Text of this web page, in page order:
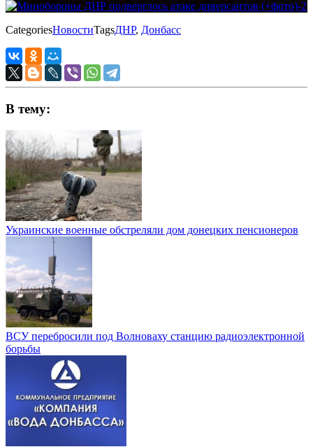
CategoriesНовостиTagsДНР, Донбасс
В тему:
Украинские военные обстреляли дом донецких пенсионеров
ВСУ перебросили под Волноваху станцию радиоэлектронной
борьбы